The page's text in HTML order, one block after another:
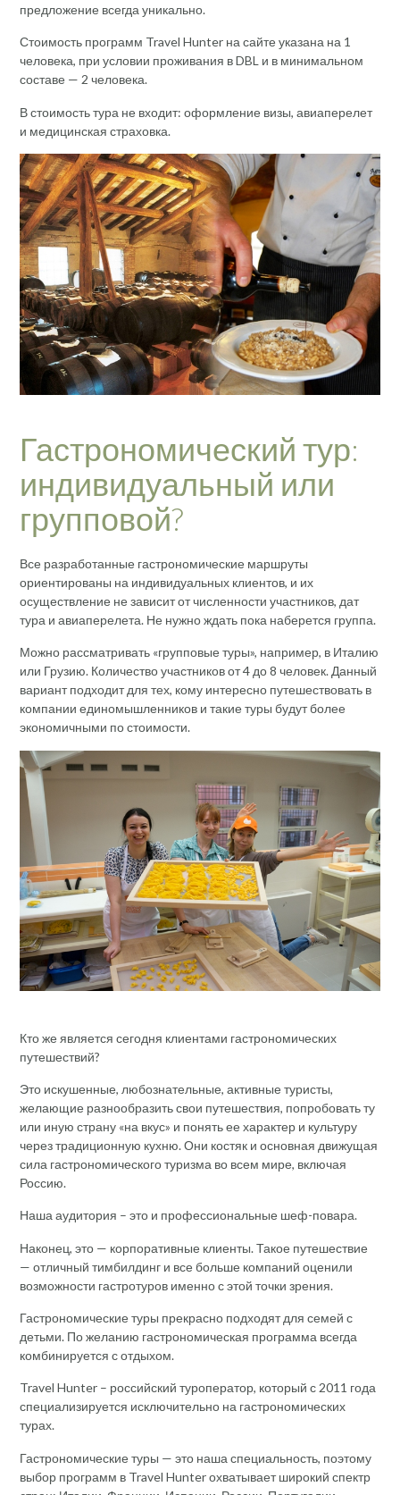
предложение всегда уникально.
Стоимость программ Travel Hunter на сайте указана на 1
человека, при условии проживания в DBL и в минимальном
составе — 2 человека.
В стоимость тура не входит: оформление визы, авиаперелет
и медицинская страховка.
Гастрономический тур:
индивидуальный или
групповой?
Все разработанные гастрономические маршруты
ориентированы на индивидуальных клиентов, и их
осуществление не зависит от численности участников, дат
тура и авиаперелета. Не нужно ждать пока наберется группа.
Можно рассматривать «групповые туры», например, в Италию
или Грузию. Количество участников от 4 до 8 человек. Данный
вариант подходит для тех, кому интересно путешествовать в
компании единомышленников и такие туры будут более
экономичными по стоимости.
Кто же является сегодня клиентами гастрономических
путешествий?
Это искушенные, любознательные, активные туристы,
желающие разнообразить свои путешествия, попробовать ту
или иную страну «на вкус» и понять ее характер и культуру
через традиционную кухню. Они костяк и основная движущая
сила гастрономического туризма во всем мире, включая
Россию.
Наша аудитория – это и профессиональные шеф-повара.
Наконец, это — корпоративные клиенты. Такое путешествие
— отличный тимбилдинг и все больше компаний оценили
возможности гастротуров именно с этой точки зрения.
Гастрономические туры прекрасно подходят для семей с
детьми. По желанию гастрономическая программа всегда
комбинируется с отдыхом.
Travel Hunter – российский туроператор, который с 2011 года
специализируется исключительно на гастрономических
турах.
Гастрономические туры — это наша специальность, поэтому
выбор программ в Travel Hunter охватывает широкий спектр